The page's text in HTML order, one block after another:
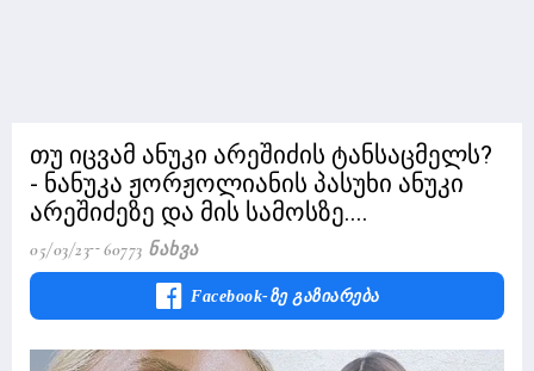
თუ იცვამ ანუკი არეშიძის ტანსაცმელს?
- ნანუკა ჟორჟოლიანის პასუხი ანუკი
არეშიძეზე და მის სამოსზე....
05/03/23 60773 Ნახვა
Facebook-Ზე Გაზიარება